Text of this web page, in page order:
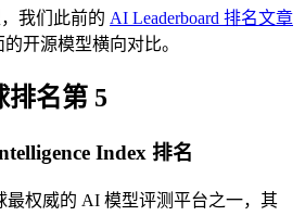
我们此前的 AI Leaderboard 排名文章
开源模型横向对比。
排名第 5
Index 排名
最权威的 AI 模型评测平台之一，其